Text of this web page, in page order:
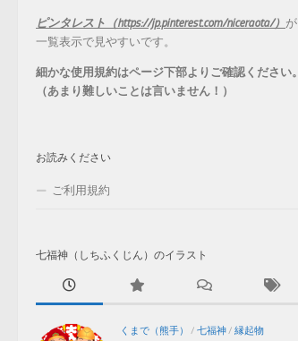
ピンタレスト（https://jp.pinterest.com/niceraota/） が
一覧表示で見やすいです。
細かな使用規約はページ下部よりご確認ください。
（あまり難しいことは言いません！）
お読みください
ご利用規約
七福神（しちふくじん）のイラスト
くまで（熊手） / 七福神/ 縁起物